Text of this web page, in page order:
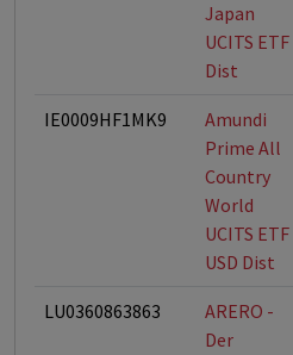
Japan
UCITS ETF
Dist
IE0009HF1MK9
Amundi
Prime All
Country
World
UCITS ETF
USD Dist
LU0360863863
ARERO -
Der